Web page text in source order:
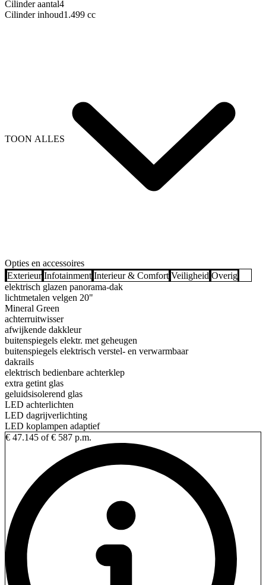
Cilinder aantal4
Cilinder inhoud1.499 cc
TOON ALLES
Opties en accessoires
Exterieur Infotainment Interieur & Comfort Veiligheid Overig
elektrisch glazen panorama-dak
lichtmetalen velgen 20"
Mineral Green
achterruitwisser
afwijkende dakkleur
buitenspiegels elektr. met geheugen
buitenspiegels elektrisch verstel- en verwarmbaar
dakrails
elektrisch bedienbare achterklep
extra getint glas
geluidsisolerend glas
LED achterlichten
LED dagrijverlichting
LED koplampen adaptief
€ 47.145 of € 587 p.m.